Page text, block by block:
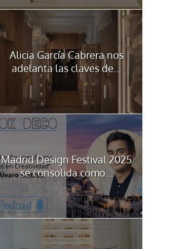
Alicia García Cabrera nos
adelanta las claves de...
Madrid Design Festival 2025
se consolida como...